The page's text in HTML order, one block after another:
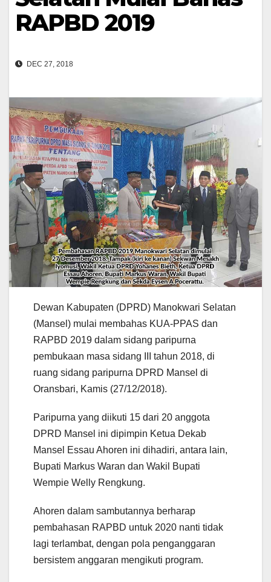
RAPBD 2019
DEC 27, 2018
Dewan Kabupaten (DPRD) Manokwari Selatan
(Mansel) mulai membahas KUA-PPAS dan
RAPBD 2019 dalam sidang paripurna
pembukaan masa sidang III tahun 2018, di
ruang sidang paripurna DPRD Mansel di
Oransbari, Kamis (27/12/2018).
Paripurna yang diikuti 15 dari 20 anggota
DPRD Mansel ini dipimpin Ketua Dekab
Mansel Essau Ahoren ini dihadiri, antara lain,
Bupati Markus Waran dan Wakil Bupati
Wempie Welly Rengkung.
Ahoren dalam sambutannya berharap
pembahasan RAPBD untuk 2020 nanti tidak
lagi terlambat, dengan pola penganggaran
bersistem anggaran mengikuti program.